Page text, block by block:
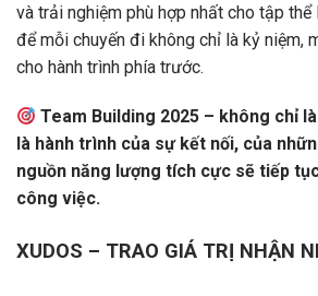
và trải nghiệm phù hợp nhất cho tập thể
để mỗi chuyến đi không chỉ là kỷ niệm,
cho hành trình phía trước.
Team Building 2025 – không chỉ
là hành trình của sự kết nối, của
nguồn năng lượng tích cực sẽ tiếp
công việc.
XUDOS – TRAO GIÁ TRỊ NHẬN